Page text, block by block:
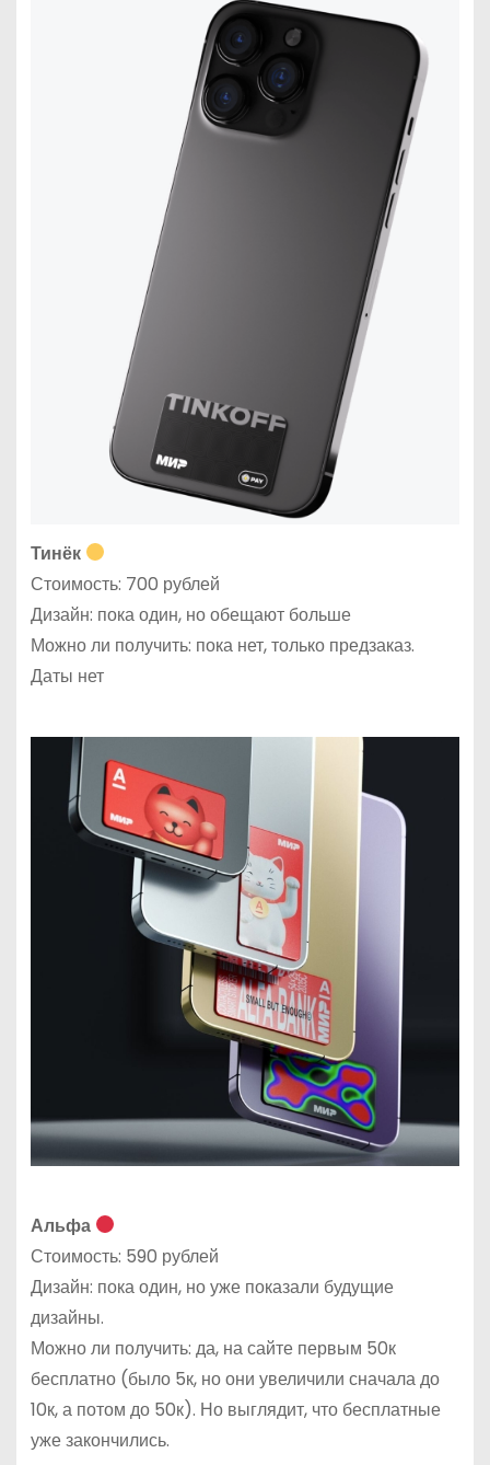
Тинёк
Стоимость: 700 рублей
Дизайн: пока один, но обещают больше
Можно ли получить: пока нет, только предзаказ.
Даты нет
Альфа
Стоимость: 590 рублей
Дизайн: пока один, но уже показали будущие
дизайны.
Можно ли получить: да, на сайте первым 50к
бесплатно (было 5к, но они увеличили сначала до
10к, а потом до 50к). Но выглядит, что бесплатные
уже закончились.